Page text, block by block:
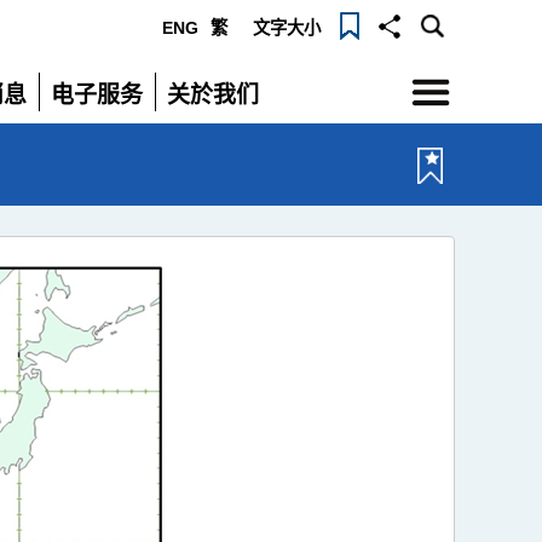
ENG 繁 文字大小
电子服务
展
关於我们
展
选
单